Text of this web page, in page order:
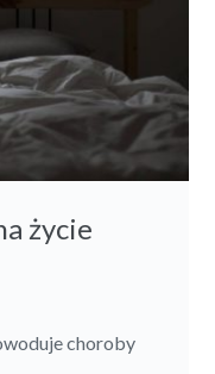
życie
choroby